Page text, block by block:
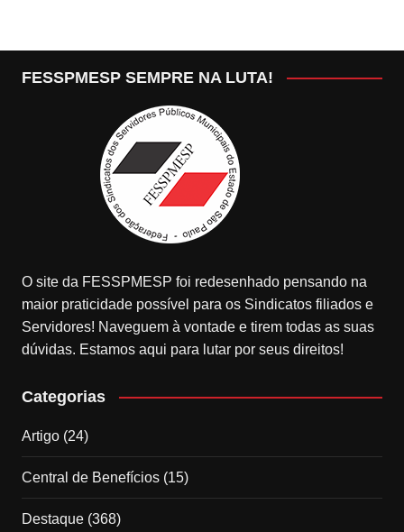
FESSPMESP SEMPRE NA LUTA!
O site da FESSPMESP foi redesenhado pensando na
maior praticidade possível para os Sindicatos filiados e
Servidores! Naveguem à vontade e tirem todas as suas
dúvidas. Estamos aqui para lutar por seus direitos!
Categorias
Artigo(24)
Central de Benefícios(15)
Destaque(368)